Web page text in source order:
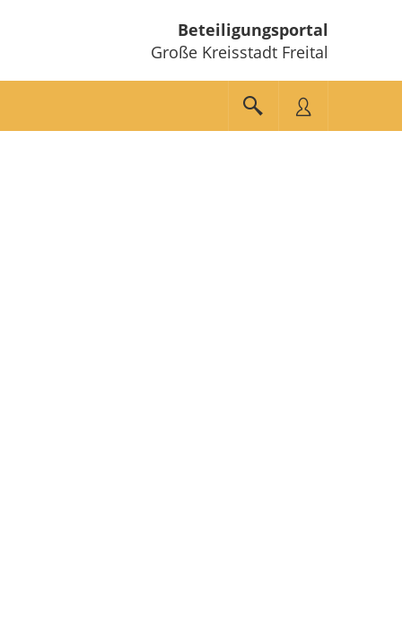
Beteiligungsportal
Große Kreisstadt Freital